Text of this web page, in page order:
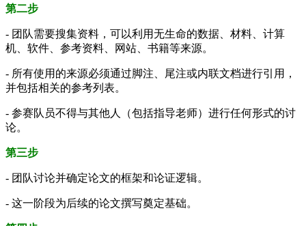
第二步
- 团队需要搜集资料，可以利用无生命的数据、材料、计算
机、软件、参考资料、网站、书籍等来源。
- 所有使用的来源必须通过脚注、尾注或内联文档进行引用，
并包括相关的参考列表。
- 参赛队员不得与其他人（包括指导老师）进行任何形式的讨
论。
第三步
- 团队讨论并确定论文的框架和论证逻辑。
- 这一阶段为后续的论文撰写奠定基础。